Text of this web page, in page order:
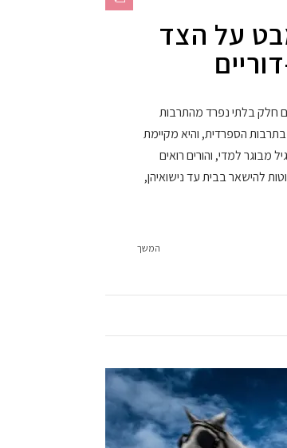
על הצד
חלק בלתי נפרד מהתרבות
הספרדית, והיא מקיימת
מבוגר למדי, והורים רואים
להישאר בבית עד נישואיהן,
המשך